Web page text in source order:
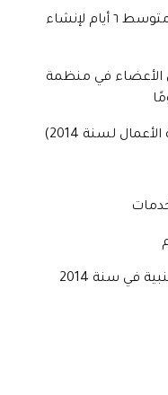
بيئة عمل مشجعة على الأعمال مع متوسط ٦ أيام لإنشاء
الأعضاء في منظمة
لسنة 2014)
حوالي 41,397 شركة برؤوس أموال أجنبية في سنة 2014